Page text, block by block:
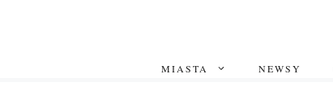
MIASTA NEWSY